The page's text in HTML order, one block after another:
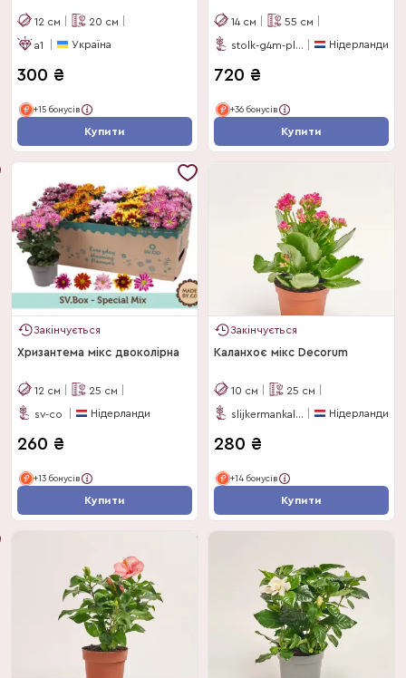
12 см 20 см
a1 Україна
300 ₴
+15 бонусів
Купити
14 см 55 см
stolk-g4m-plants Нідерланди
720 ₴
+36 бонусів
Купити
Закінчується
Хризантема мікс двоколірна
12 см 25 см
sv-co Нідерланди
260 ₴
+13 бонусів
Купити
Закінчується
Каланхоє мікс Decorum
10 см 25 см
slijkermankalanchoe Нідерланди
280 ₴
+14 бонусів
Купити